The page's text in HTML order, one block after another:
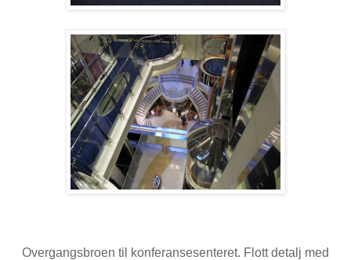
Overgangsbroen til konferansesenteret. Flott detalj med